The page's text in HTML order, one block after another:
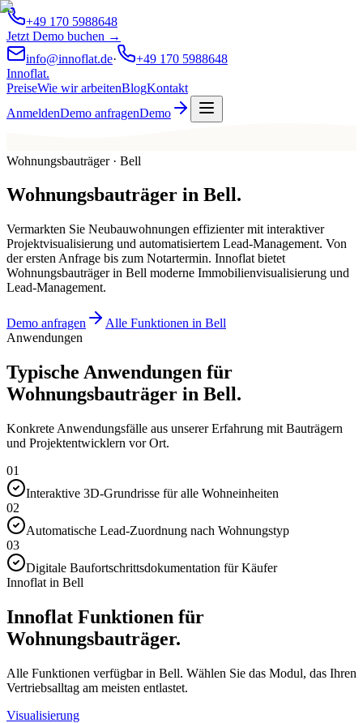
+49 170 5988648
Jetzt Demo buchen →
info@innoflat.de·
+49 170 5988648
Innoflat.
PreiseWie wir arbeitenBlogKontakt
AnmeldenDemo anfragenDemo
Wohnungsbauträger · Bell
Wohnungsbauträger in Bell.
Vermarkten Sie Neubauwohnungen effizienter mit interaktiver
Projektvisualisierung und automatisiertem Lead-Management. Von
der ersten Anfrage bis zum Notartermin. Innoflat bietet
Wohnungsbauträger in Bell moderne Immobilienvisualisierung und
Lead-Management.
Demo anfragen
Alle Funktionen in Bell
Anwendungen
Typische Anwendungen für
Wohnungsbauträger in Bell.
Konkrete Anwendungsfälle aus unserer Erfahrung mit Bauträgern
und Projektentwicklern vor Ort.
01
Interaktive 3D-Grundrisse für alle Wohneinheiten
02
Automatische Lead-Zuordnung nach Wohnungstyp
03
Digitale Baufortschrittsdokumentation für Käufer
Innoflat in Bell
Innoflat Funktionen für
Wohnungsbauträger.
Alle Funktionen verfügbar in Bell. Wählen Sie das Modul, das Ihren
Vertriebsalltag am meisten entlastet.
Visualisierung